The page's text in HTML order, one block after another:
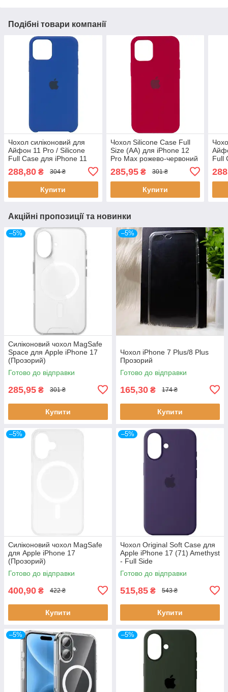
Подібні товари компанії
Чохол силіконовий для
Айфон 11 Pro / Silicone
Full Case для iPhone 11
Pro (Блакитний/Royal blue)
288,80 ₴ 304 ₴
Купити
Чохол Silicone Case Full
Size (AA) для iPhone 12
Pro Max рожево-червоний
285,95₴ 301 ₴
Купити
Full
Акційні пропозиції та новинки
–5%
Силіконовий чохол MagSafe
Space для Apple iPhone 17
(Прозорий)
Готово до відправки
285,95 ₴ 301 ₴
Купити
–5%
Чохол iPhone 7 Plus/8 Plus
Прозорий
Готово до відправки
165,30 ₴ 174 ₴
Купити
–5%
Силіконовий чохол MagSafe
для Apple iPhone 17
(Прозорий)
Готово до відправки
400,90 ₴ 422 ₴
Купити
–5%
Чохол Original Soft Case для
Apple iPhone 17 (71) Amethyst
- Full Side
Готово до відправки
515,85 ₴ 543 ₴
Купити
–5% –5%